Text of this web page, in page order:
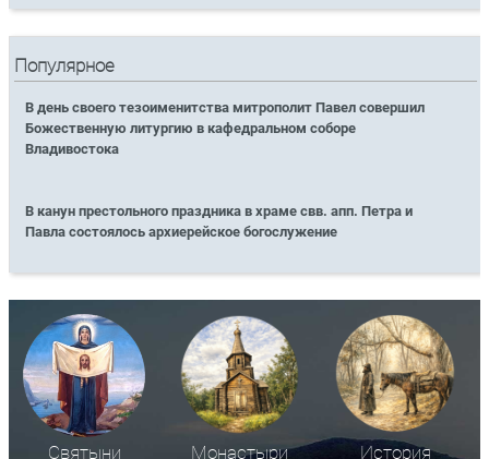
Популярное
В день своего тезоименитства митрополит Павел совершил
Божественную литургию в кафедральном соборе
Владивостока
В канун престольного праздника в храме свв. апп. Петра и
Павла состоялось архиерейское богослужение
Святыни Монастыри История